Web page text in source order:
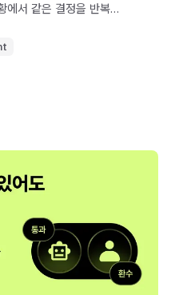
에서 같은 결정을 반복
크리스트까지 한 글로